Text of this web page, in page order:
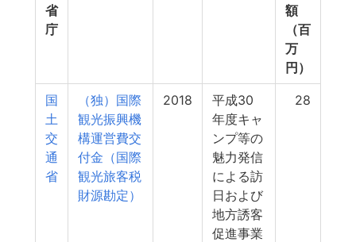
省
庁
額
（百
万
円）
国
土
交
通
省
（独）国際
観光振興機
構運営費交
付金（国際
観光旅客税
財源勘定）
2018
平成30
年度キャ
ンプ等の
魅力発信
による訪
日および
地方誘客
促進事業
28